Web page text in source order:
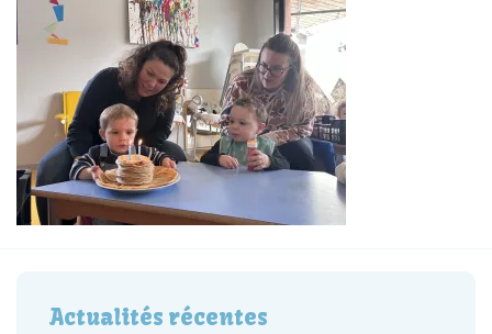
Actualités récentes